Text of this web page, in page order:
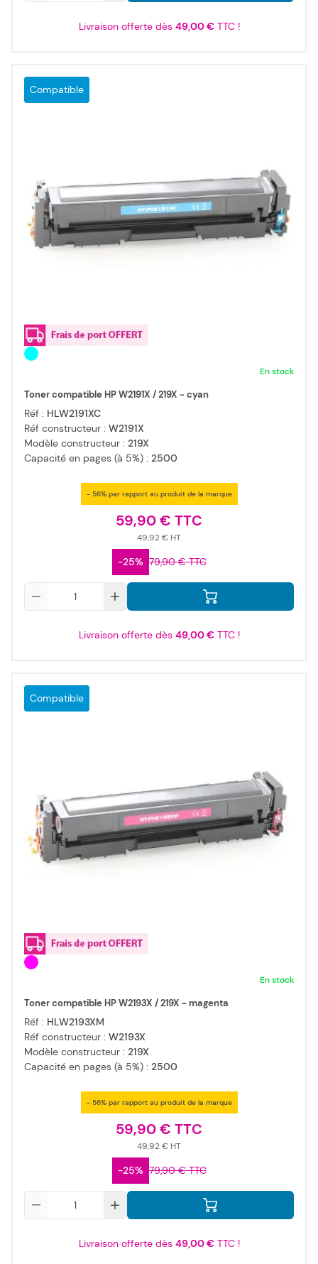
Livraison offerte dès 49,00 €TTC !
Compatible
En stock
Toner compatible HP W2191X / 219X - cyan
Réf : HLW2191XC
Réf constructeur : W2191X
Modèle constructeur : 219X
Capacité en pages (à 5%) : 2500
- 56% par rapport au produit de la marque
59,90 €
49,92 €
-25% 79,90 €
Livraison offerte dès 49,00 €TTC !
Compatible
En stock
Toner compatible HP W2193X / 219X - magenta
Réf : HLW2193XM
Réf constructeur : W2193X
Modèle constructeur : 219X
Capacité en pages (à 5%) : 2500
- 56% par rapport au produit de la marque
59,90 €
49,92 €
-25% 79,90 €
Livraison offerte dès 49,00 €TTC !